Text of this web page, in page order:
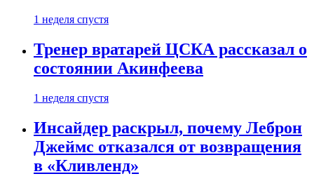
1 неделя спустя
Тренер вратарей ЦСКА рассказал о
состоянии Акинфеева
1 неделя спустя
Инсайдер раскрыл, почему Леброн
Джеймс отказался от возвращения
в «Кливленд»